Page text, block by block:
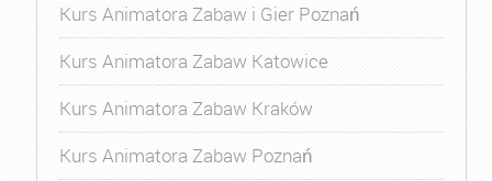
Kurs Animatora Zabaw i Gier Poznań
Kurs Animatora Zabaw Katowice
Kurs Animatora Zabaw Kraków
Kurs Animatora Zabaw Poznań